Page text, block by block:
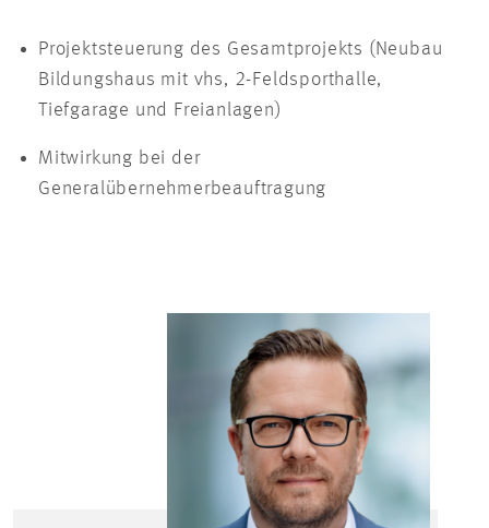
Projektsteuerung des Gesamtprojekts (Neubau
Bildungshaus mit vhs, 2-Feldsporthalle,
Tiefgarage und Freianlagen)
Mitwirkung bei der
Generalübernehmerbeauftragung